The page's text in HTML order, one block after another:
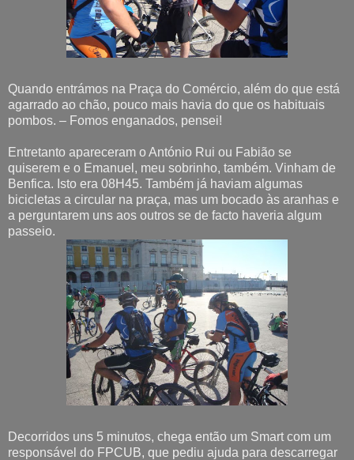
Quando entrámos na Praça do Comércio, além do que está
agarrado ao chão, pouco mais havia do que os habituais
pombos. – Fomos enganados, pensei!
Entretanto apareceram o António Rui ou Fabião se
quiserem e o Emanuel, meu sobrinho, também. Vinham de
Benfica. Isto era 08H45. Também já haviam algumas
bicicletas a circular na praça, mas um bocado às aranhas e
a perguntarem uns aos outros se de facto haveria algum
passeio.
Decorridos uns 5 minutos, chega então um Smart com um
responsável do FPCUB, que pediu ajuda para descarregar